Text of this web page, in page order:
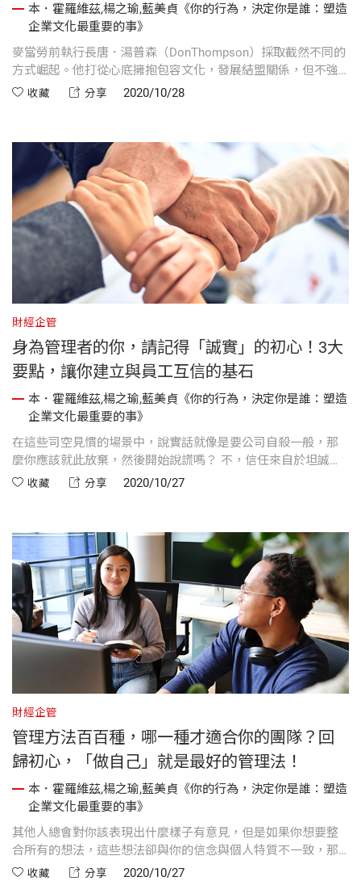
本．霍羅維茲,楊之瑜,藍美貞《你的行為，決定你是誰：塑造
企業文化最重要的事》
麥當勞前執行長唐．湯普森（DonThompson）採取截然不同的
方式崛起。他打從心底擁抱包容文化，發展結盟關係，但不強
迫別人接受自己的想法。
收藏 分享 2020/10/28
財經企管
身為管理者的你，請記得「誠實」的初心！3大
要點，讓你建立與員工互信的基石
本．霍羅維茲,楊之瑜,藍美貞《你的行為，決定你是誰：塑造
企業文化最重要的事》
在這些司空見慣的場景中，說實話就像是要公司自殺一般，那
麼你應該就此放棄，然後開始說謊嗎？ 不，信任來自於坦誠，
如果員工無法相信你，公司就會分崩離析。
收藏 分享 2020/10/27
財經企管
管理方法百百種，哪一種才適合你的團隊？回
歸初心，「做自己」就是最好的管理法！
本．霍羅維茲,楊之瑜,藍美貞《你的行為，決定你是誰：塑造
企業文化最重要的事》
其他人總會對你該表現出什麼樣子有意見，但是如果你想要整
合所有的想法，這些想法卻與你的信念與個人特質不一致，那
麼你就會失去魅力。
收藏 分享 2020/10/27